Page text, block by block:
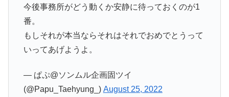
今後事務所がどう動くか安静に待っておくのが1
番。
もしそれが本当ならそれはそれでおめでとうって
いってあげようよ。
— ぱぷ@ソンムル企画固ツイ
(@Papu_Taehyung_) August 25, 2022